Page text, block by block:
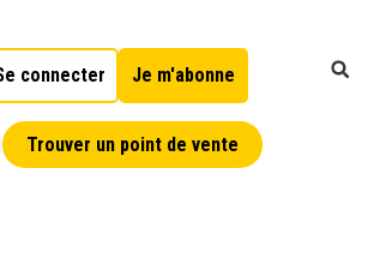
connecter Je m'abonne
Trouver un point de vente